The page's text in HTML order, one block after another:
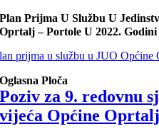
Plan Prijma U Službu U
Oprtalj – Portole U 2022. Godini
prijma u službu u JUO Općine
Oglasna Ploča
Poziv za 9. redovnu
vijeća Općine